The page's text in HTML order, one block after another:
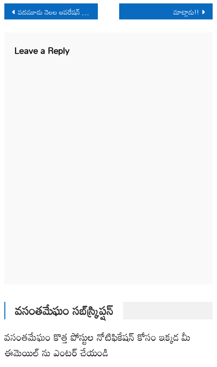
Post
navigation
పదమూడు నెలల ఆపరేషన్ కగార్ మాట్లాడు!!
Leave a Reply
వసంతమేఘం సబ్‌స్క్రిప్షన్
వసంతమేఘం కొత్త పోస్టుల నోటిఫికేషన్ కోసం ఇక్కడ మీ
ఈమెయిల్ ను ఎంటర్ చేయండి